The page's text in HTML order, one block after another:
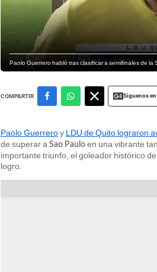
Paolo Guerrero habló tras clasificar a semifinales de la
COMPARTIR Siguenos
Paolo Guerreroy LDU de Quito lograron
de superar a Sao Paulo en una vibrante
importante triunfo, el goleador histórico
logro.